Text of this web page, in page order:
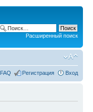
Расширенный поиск
FAQ Регистрация Вход